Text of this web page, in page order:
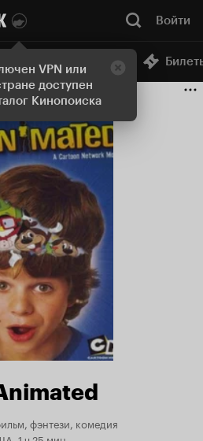
VPN или
доступен
Кинопоиска
Войти
Онлайн-кинотеатр
фэнтези, комедия